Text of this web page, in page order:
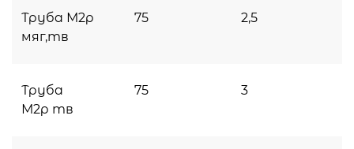
Труба М2р
мяг,тв
75 2,5
Труба
М2р тв
75 3